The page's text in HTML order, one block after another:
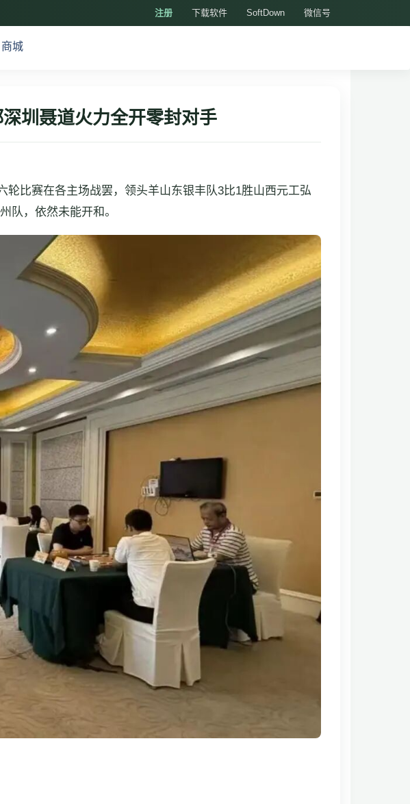
注册 下载软件 SoftDown 微信号
商城
圳聂道火力全开零封对手
比赛在各主场战罢，领头羊山东银丰队3比1胜山西元工弘
队，依然未能开和。